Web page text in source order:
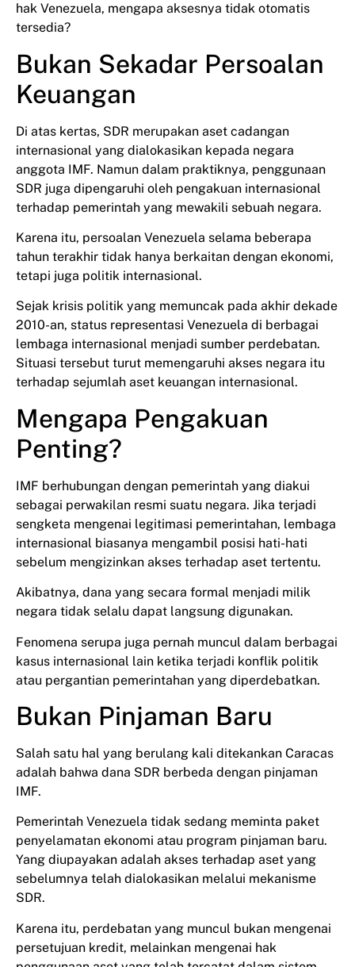
hak Venezuela, mengapa aksesnya tidak otomatis
tersedia?
Bukan Sekadar Persoalan
Keuangan
Di atas kertas, SDR merupakan aset cadangan
internasional yang dialokasikan kepada negara
anggota IMF. Namun dalam praktiknya, penggunaan
SDR juga dipengaruhi oleh pengakuan internasional
terhadap pemerintah yang mewakili sebuah negara.
Karena itu, persoalan Venezuela selama beberapa
tahun terakhir tidak hanya berkaitan dengan ekonomi,
tetapi juga politik internasional.
Sejak krisis politik yang memuncak pada akhir dekade
2010-an, status representasi Venezuela di berbagai
lembaga internasional menjadi sumber perdebatan.
Situasi tersebut turut memengaruhi akses negara itu
terhadap sejumlah aset keuangan internasional.
Mengapa Pengakuan
Penting?
IMF berhubungan dengan pemerintah yang diakui
sebagai perwakilan resmi suatu negara. Jika terjadi
sengketa mengenai legitimasi pemerintahan, lembaga
internasional biasanya mengambil posisi hati-hati
sebelum mengizinkan akses terhadap aset tertentu.
Akibatnya, dana yang secara formal menjadi milik
negara tidak selalu dapat langsung digunakan.
Fenomena serupa juga pernah muncul dalam berbagai
kasus internasional lain ketika terjadi konflik politik
atau pergantian pemerintahan yang diperdebatkan.
Bukan Pinjaman Baru
Salah satu hal yang berulang kali ditekankan Caracas
adalah bahwa dana SDR berbeda dengan pinjaman
IMF.
Pemerintah Venezuela tidak sedang meminta paket
penyelamatan ekonomi atau program pinjaman baru.
Yang diupayakan adalah akses terhadap aset yang
sebelumnya telah dialokasikan melalui mekanisme
SDR.
Karena itu, perdebatan yang muncul bukan mengenai
persetujuan kredit, melainkan mengenai hak